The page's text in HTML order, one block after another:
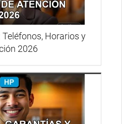
Horarios y
2026